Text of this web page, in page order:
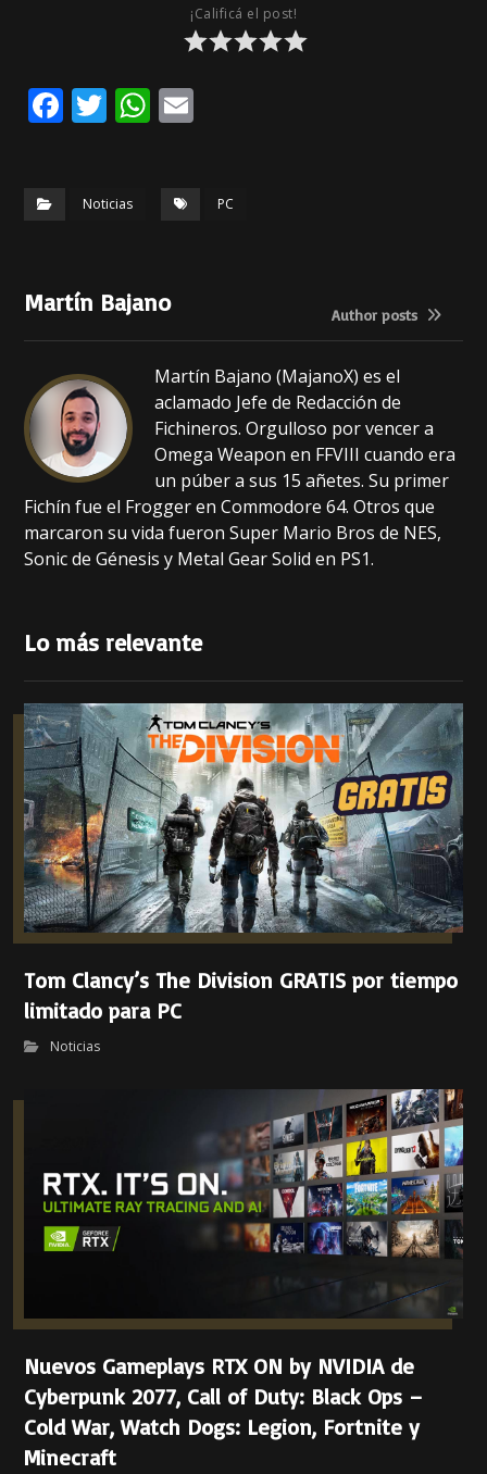
¡Calificá el post!
F
o
o
k
T
te
W
ts
p
Noticias PC
Martín Bajano Author posts
Martín Bajano (MajanoX) es el
aclamado Jefe de Redacción de
Fichineros. Orgulloso por vencer a
Omega Weapon en FFVIII cuando era
un púber a sus 15 añetes. Su primer
Fichín fue el Frogger en Commodore 64. Otros que
marcaron su vida fueron Super Mario Bros de NES,
Sonic de Génesis y Metal Gear Solid en PS1.
Lo más relevante
Tom Clancy’s The Division GRATIS por tiempo
limitado para PC
Noticias
Nuevos Gameplays RTX ON by NVIDIA de
Cyberpunk 2077, Call of Duty: Black Ops –
Cold War, Watch Dogs: Legion, Fortnite y
Minecraft